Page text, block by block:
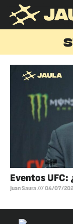
Eventos UFC:
Juan Saura 04/07/